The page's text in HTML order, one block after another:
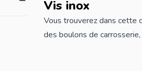
Vis inox
Vous trouverez dans cette
des boulons de